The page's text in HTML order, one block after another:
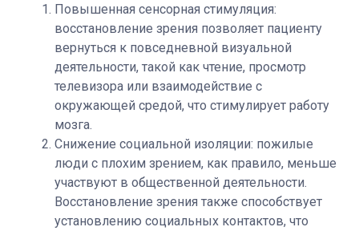
Повышенная сенсорная стимуляция:
восстановление зрения позволяет пациенту
вернуться к повседневной визуальной
деятельности, такой как чтение, просмотр
телевизора или взаимодействие с
окружающей средой, что стимулирует работу
мозга.
Снижение социальной изоляции: пожилые
люди с плохим зрением, как правило, меньше
участвуют в общественной деятельности.
Восстановление зрения также способствует
установлению социальных контактов, что